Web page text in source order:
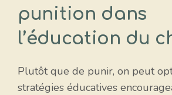
punition dans
l’éducation du
Plutôt que de punir, on peut
stratégies éducatives